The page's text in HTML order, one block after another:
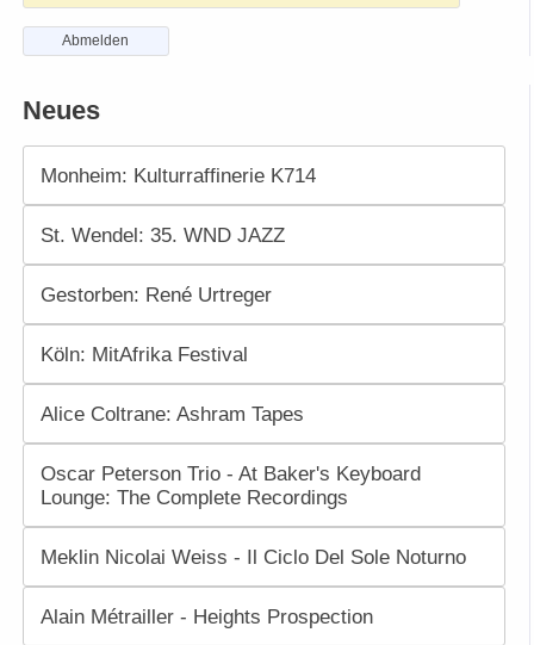
Abmelden
Neues
Monheim: Kulturraffinerie K714
St. Wendel: 35. WND JAZZ
Gestorben: René Urtreger
Köln: MitAfrika Festival
Alice Coltrane: Ashram Tapes
Oscar Peterson Trio - At Baker's Keyboard
Lounge: The Complete Recordings
Meklin Nicolai Weiss - Il Ciclo Del Sole Noturno
Alain Métrailler - Heights Prospection